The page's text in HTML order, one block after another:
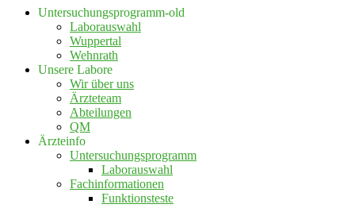
Untersuchungsprogramm-old
Laborauswahl
Wuppertal
Wehnrath
Unsere Labore
Wir über uns
Ärzteteam
Abteilungen
QM
Ärzteinfo
Untersuchungsprogramm
Laborauswahl
Fachinformationen
Funktionsteste